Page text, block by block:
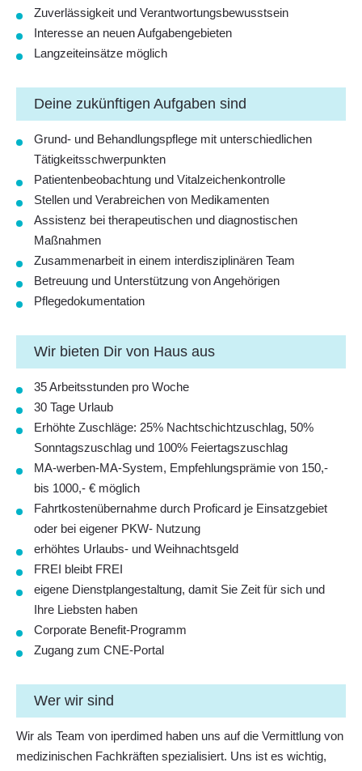
Zuverlässigkeit und Verantwortungsbewusstsein
Interesse an neuen Aufgabengebieten
Langzeiteinsätze möglich
Deine zukünftigen Aufgaben sind
Grund- und Behandlungspflege mit unterschiedlichen
Tätigkeitsschwerpunkten
Patientenbeobachtung und Vitalzeichenkontrolle
Stellen und Verabreichen von Medikamenten
Assistenz bei therapeutischen und diagnostischen
Maßnahmen
Zusammenarbeit in einem interdisziplinären Team
Betreuung und Unterstützung von Angehörigen
Pflegedokumentation
Wir bieten Dir von Haus aus
35 Arbeitsstunden pro Woche
30 Tage Urlaub
Erhöhte Zuschläge: 25% Nachtschichtzuschlag, 50%
Sonntagszuschlag und 100% Feiertagszuschlag
MA-werben-MA-System, Empfehlungsprämie von 150,-
bis 1000,- € möglich
Fahrtkostenübernahme durch Proficard je Einsatzgebiet
oder bei eigener PKW- Nutzung
erhöhtes Urlaubs- und Weihnachtsgeld
FREI bleibt FREI
eigene Dienstplangestaltung, damit Sie Zeit für sich und
Ihre Liebsten haben
Corporate Benefit-Programm
Zugang zum CNE-Portal
Wer wir sind
Wir als Team von iperdimed haben uns auf die Vermittlung von
medizinischen Fachkräften spezialisiert. Uns ist es wichtig,